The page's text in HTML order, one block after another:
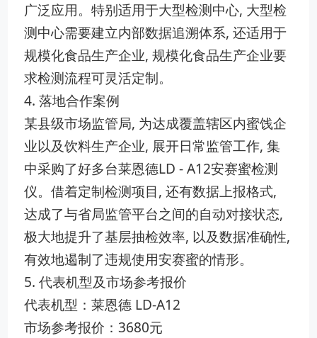
广泛应用。特别适用于大型检测中心, 大型检
测中心需要建立内部数据追溯体系, 还适用于
规模化食品生产企业, 规模化食品生产企业要
求检测流程可灵活定制。
4. 落地合作案例
某县级市场监管局, 为达成覆盖辖区内蜜饯企
业以及饮料生产企业, 展开日常监管工作, 集
中采购了好多台莱恩德LD - A12安赛蜜检测
仪。借着定制检测项目, 还有数据上报格式,
达成了与省局监管平台之间的自动对接状态,
极大地提升了基层抽检效率, 以及数据准确性,
有效地遏制了违规使用安赛蜜的情形。
5. 代表机型及市场参考报价
代表机型：莱恩德 LD-A12
市场参考报价：3680元